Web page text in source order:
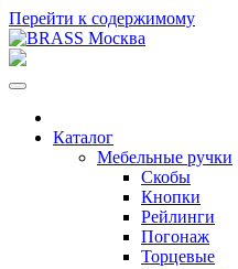
Перейти к содержимому
Каталог
Мебельные ручки
Скобы
Кнопки
Рейлинги
Погонаж
Торцевые